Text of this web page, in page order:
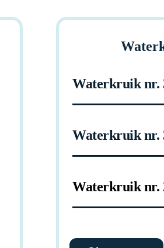
Waterkruik nr.
Waterkruik nr.
Waterkruik nr.